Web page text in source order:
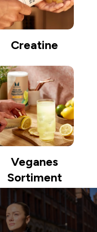
Creatine
Veganes
Sortiment